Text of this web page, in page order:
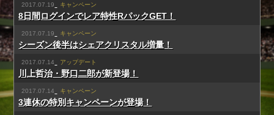
2017.07.19 キャンペーン
8日間ログインでレア特性RパックGET！
2017.07.19 キャンペーン
シーズン後半はシェアクリスタル増量！
2017.07.14 アップデート
川上哲治・野口二郎が新登場！
2017.07.14 キャンペーン
3連休の特別キャンペーンが登場！